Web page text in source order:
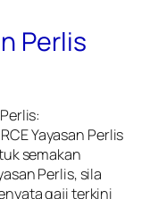
Perlis
Yayasan Perlis
semakan
Perlis, sila
gaji terkini